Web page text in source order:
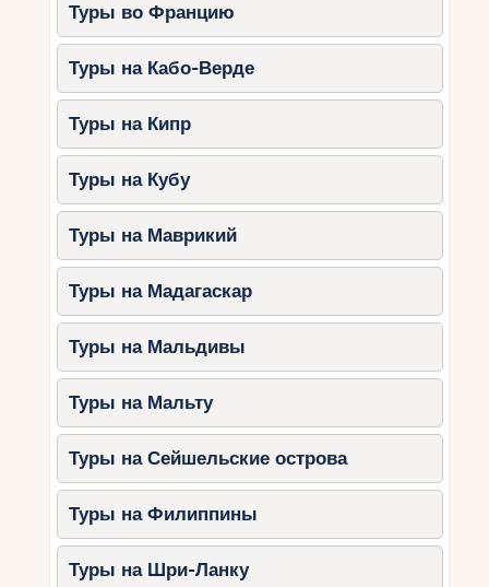
Туры во Францию
Туры на Кабо-Верде
Туры на Кипр
Туры на Кубу
Туры на Маврикий
Туры на Мадагаскар
Туры на Мальдивы
Туры на Мальту
Туры на Сейшельские острова
Туры на Филиппины
Туры на Шри-Ланку